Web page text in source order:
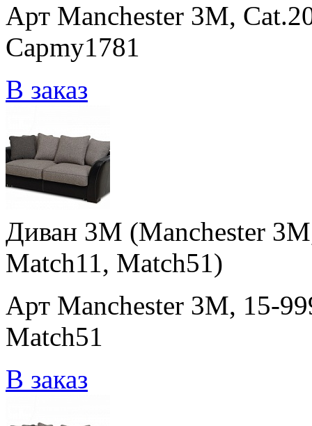
Арт Manchester 3M,
Capmy1781
В заказ
Диван 3M (Manchester
Match11, Match51)
Арт Manchester 3M, 15-
Match51
В заказ